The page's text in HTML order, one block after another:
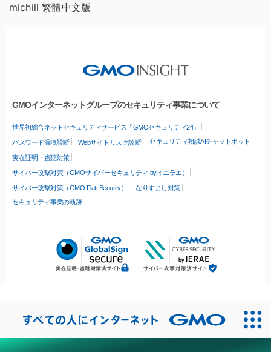
michill 繁體中文版
GMOインターネットグループのセキュリティ事業について
世界初総合ネットセキュリティサービス「GMOセキュリティ24」
パスワード漏洩診断 Webサイトリスク診断 セキュリティ相談AIチャットボット
実在証明・盗聴対策
サイバー攻撃対策（GMOサイバーセキュリティ byイエラエ）
サイバー攻撃対策（GMO Flatt Security）
なりすまし対策
セキュリティ事業の軌跡